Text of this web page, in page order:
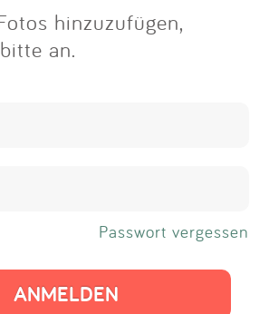
Eintragen
App
hinzuzufügen,
an.
Passwort vergessen